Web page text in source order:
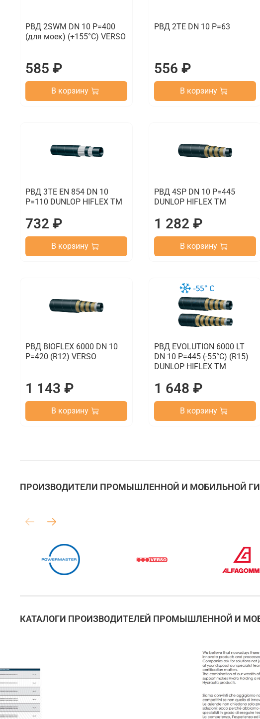
РВД 2SWM DN 10 P=400
(для моек) (+155°C) VERSO
585 ₽
В корзину
РВД 2TE DN 10 P=63
556 ₽
В корзину
РВД 3TE EN 854 DN 10
P=110 DUNLOP HIFLEX TM
732 ₽
В корзину
РВД 4SP DN 10 P=445
DUNLOP HIFLEX TM
1 282 ₽
В корзину
РВД BIOFLEX 6000 DN 10
P=420 (R12) VERSO
1 143 ₽
В корзину
РВД EVOLUTION 6000 LT
DN 10 P=445 (-55°C) (R15)
DUNLOP HIFLEX TM
1 648 ₽
В корзину
ПРОИЗВОДИТЕЛИ ПРОМЫШЛЕННОЙ И МОБИЛЬНОЙ
КАТАЛОГИ ПРОИЗВОДИТЕЛЕЙ ПРОМЫШЛЕННОЙ И